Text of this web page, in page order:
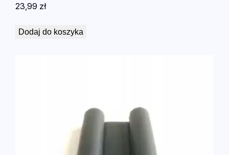
23,99 zł
Dodaj do koszyka